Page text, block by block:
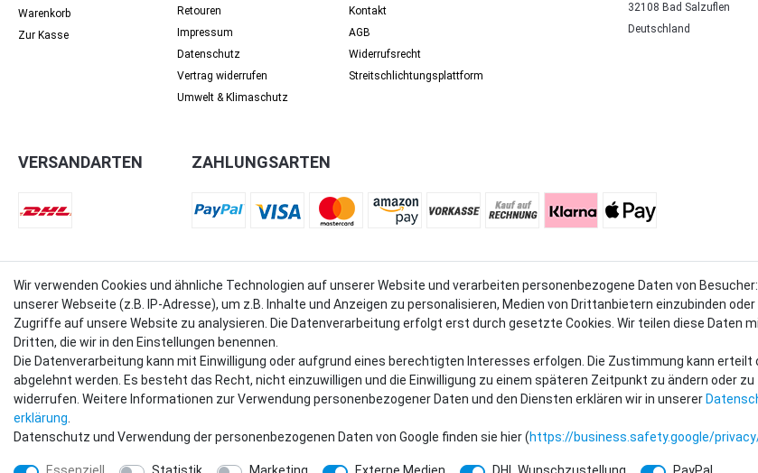
Warenkorb
Zur Kasse
Retouren
Kontakt
Impressum
AGB
Datenschutz
Widerrufsrecht
Vertrag widerrufen
Streit­schlichtungs­platt­form
Umwelt & Klimaschutz
32108 Bad Salzuflen
Deutschland
VERSANDARTEN ZAHLUNGSARTEN
© Copyright 2018 - 2026 filter-direkt. Alle Rechte vorbehalten. / *Alle Preise verstehen sich inkl. MwSt. und zzgl. Versandkosten.
Wir verwenden Cookies und ähnliche Technologien auf unserer Website und verarbeiten personenbezogene Daten von
unserer Webseite (z.B. IP-Adresse), um z.B. Inhalte und Anzeigen zu personalisieren, Medien von Drittanbietern einzubinden oder
Zugriffe auf unsere Website zu analysieren. Die Datenverarbeitung erfolgt erst durch gesetzte Cookies. Wir teilen diese Daten
Dritten, die wir in den Einstellungen benennen.
Die Datenverarbeitung kann mit Einwilligung oder aufgrund eines berechtigten Interesses erfolgen. Die Zustimmung kann erteilt
abgelehnt werden. Es besteht das Recht, nicht einzuwilligen und die Einwilligung zu einem späteren Zeitpunkt zu ändern oder zu
widerrufen. Weitere Informationen zur Verwendung personenbezogener Daten und den Diensten erklären wir in unserer
erklärung
Datenschutz und Verwendung der personenbezogenen Daten von Google finden sie hier (https://business.safety.google/